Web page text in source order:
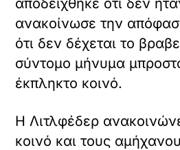
ανακοίνωσε την
ότι δεν δέχεται το
σύντομο μήνυμα
έκπληκτο κοινό.
Η Λιτλφέδερ
κοινό και τους